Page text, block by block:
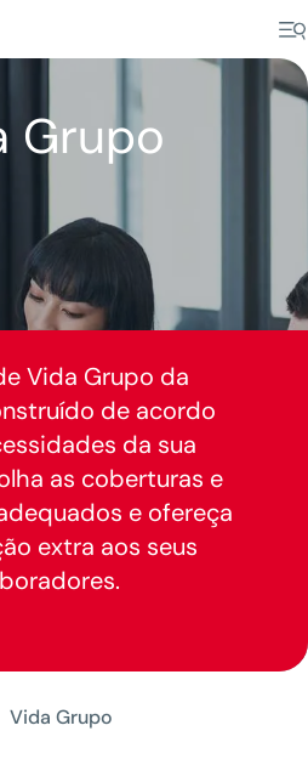
Grupo
Vida Grupo da
de acordo
da sua
as coberturas e
e ofereça
extra aos seus
Vida Grupo